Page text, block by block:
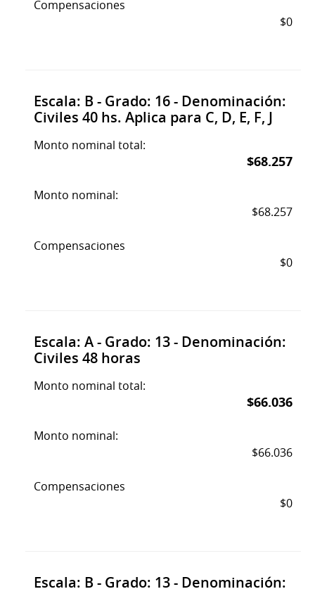
Compensaciones
$0
Escala: B - Grado: 16 - Denominación:
Civiles 40 hs. Aplica para C, D, E, F, J
Monto nominal total:
$68.257
Monto nominal:
$68.257
Compensaciones
$0
Escala: A - Grado: 13 - Denominación:
Civiles 48 horas
Monto nominal total:
$66.036
Monto nominal:
$66.036
Compensaciones
$0
Escala: B - Grado: 13 - Denominación: